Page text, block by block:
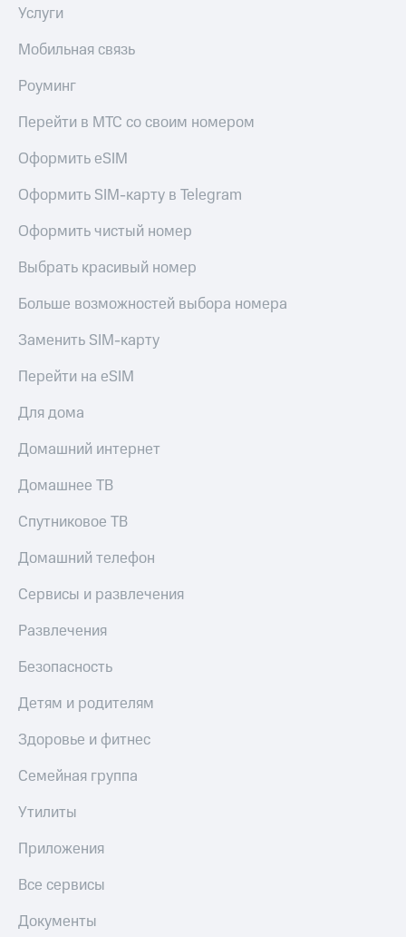
Услуги
Мобильная связь
Роуминг
Перейти в МТС со своим номером
Оформить eSIM
Оформить SIM-карту в Telegram
Оформить чистый номер
Выбрать красивый номер
Больше возможностей выбора номера
Заменить SIM-карту
Перейти на eSIM
Для дома
Домашний интернет
Домашнее ТВ
Спутниковое ТВ
Домашний телефон
Сервисы и развлечения
Развлечения
Безопасность
Детям и родителям
Здоровье и фитнес
Семейная группа
Утилиты
Приложения
Все сервисы
Документы